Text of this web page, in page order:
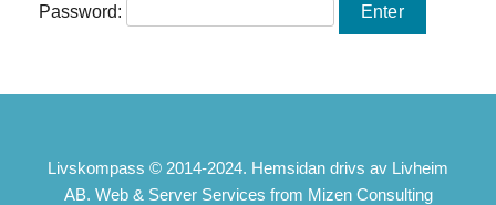
Password:
Livskompass © 2014-2024. Hemsidan drivs av Livheim
AB. Web & Server Services from Mizen Consulting